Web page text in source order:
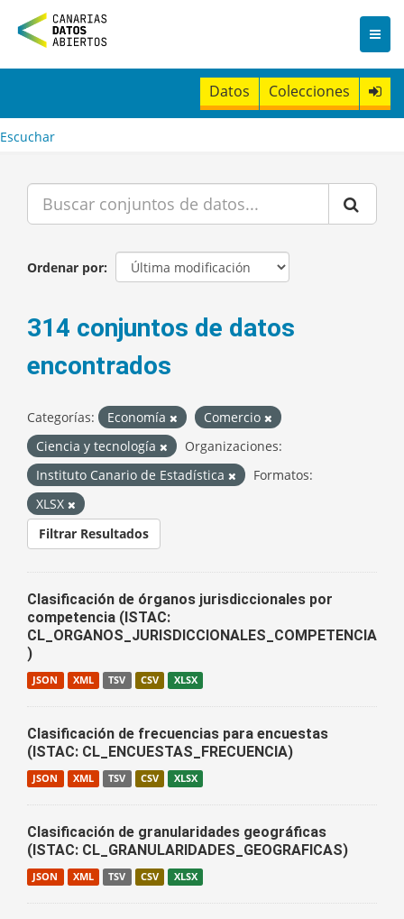
n
t
Datos Colecciones
Escuchar
Ordenar por
314 conjuntos de datos
encontrados
Categorías: Economía
Comercio
Ciencia y tecnología
Organizaciones:
Instituto Canario de Estadística
Formatos:
XLSX
Filtrar Resultados
Clasificación de órganos jurisdiccionales por
competencia (ISTAC:
CL_ORGANOS_JURISDICCIONALES_COMPETENCIA
)
JSON XML TSV CSV XLSX
Clasificación de frecuencias para encuestas
(ISTAC: CL_ENCUESTAS_FRECUENCIA)
JSON XML TSV CSV XLSX
Clasificación de granularidades geográficas
(ISTAC: CL_GRANULARIDADES_GEOGRAFICAS)
JSON XML TSV CSV XLSX